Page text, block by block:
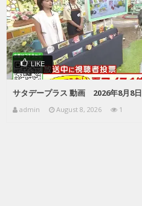
LIKE
サタデープラス 動画 2026年8月8日
admin August 8, 2026 1